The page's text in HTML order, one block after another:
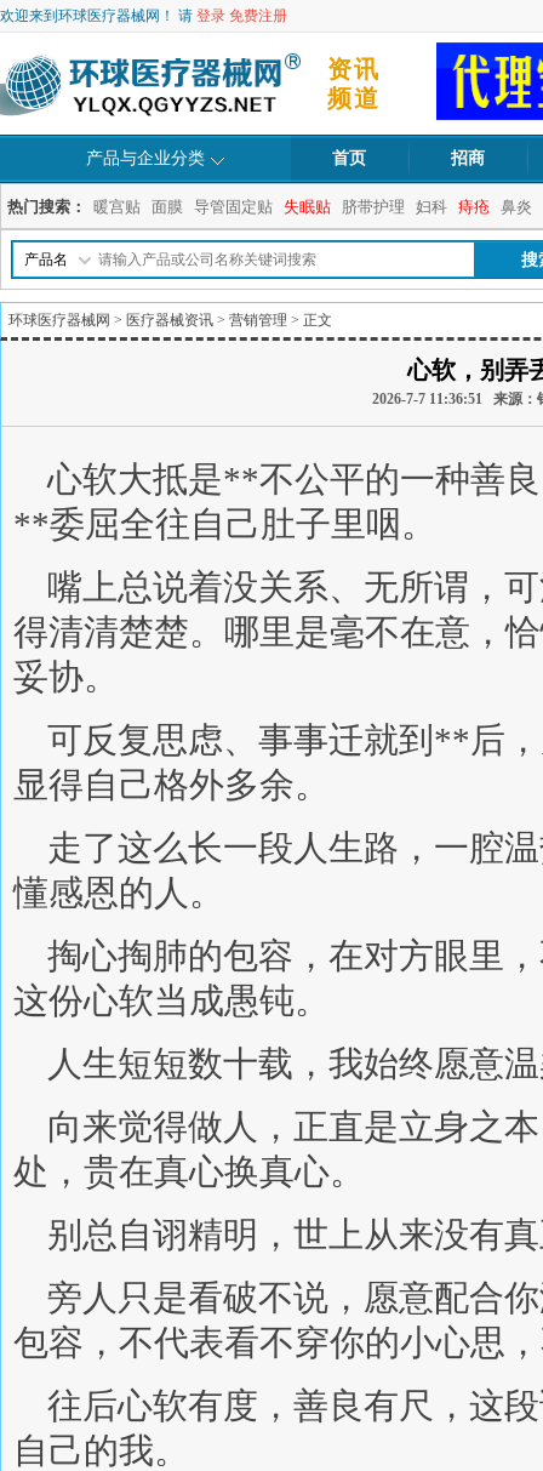
欢迎来到环球医疗器械网！ 请 登录 免费注册
资讯
频道
产品与企业分类 首页 招商
热门搜索： 暖宫贴 面膜 导管固定贴 失眠贴 脐带护理 妇科 痔疮 鼻炎
产品名
环球医疗器械网 > 医疗器械资讯 > 营销管理 > 正文
心软，别弄
2026-7-7 11:36:51 来源
心软大抵是**不公平的一种善
**委屈全往自己肚子里咽。
嘴上总说着没关系、无所谓，
得清清楚楚。哪里是毫不在意，
妥协。
可反复思虑、事事迁就到**后
显得自己格外多余。
走了这么长一段人生路，一腔
懂感恩的人。
掏心掏肺的包容，在对方眼里
这份心软当成愚钝。
人生短短数十载，我始终愿意
向来觉得做人，正直是立身之
处，贵在真心换真心。
别总自诩精明，世上从来没有
旁人只是看破不说，愿意配合
包容，不代表看不穿你的小心思
往后心软有度，善良有尺，这
自己的我。